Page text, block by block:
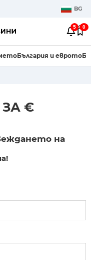
BG
5 0
България и еврото
€
на